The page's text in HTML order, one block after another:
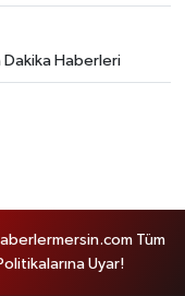
Dakika Haberleri
Tüm
Uyar!